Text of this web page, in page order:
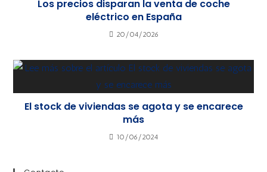
Los precios disparan la venta de coche
eléctrico en España
20/04/2026
El stock de viviendas se agota y se encarece
más
10/06/2024